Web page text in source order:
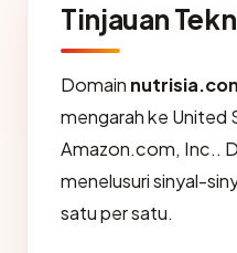
Tinjauan
Domain
mengarah ke United
Amazon.com, Inc..
menelusuri sinyal-
satu per satu.